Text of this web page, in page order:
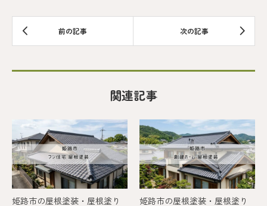
関連記事
姫路市の屋根塗装・屋根塗り
姫路市の屋根塗装・屋根塗り